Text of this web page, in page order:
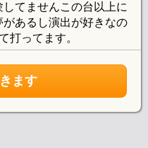
てませんこの台以上に
あるし演出が好きなの
打ってます。
ます